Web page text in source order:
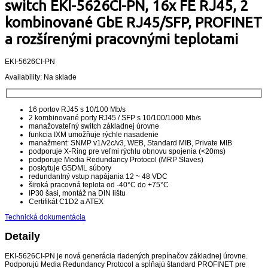
switch EKI-5626CI-PN, 16x FE RJ45, 2
kombinované GbE RJ45/SFP, PROFINET
a rozšírenými pracovnými teplotami
EKI-5626CI-PN
Availability: Na sklade
16 portov RJ45 s 10/100 Mb/s
2 kombinované porty RJ45 / SFP s 10/100/1000 Mb/s
manažovateľný switch základnej úrovne
funkcia IXM umožňuje rýchle nasadenie
manažment: SNMP v1/v2c/v3, WEB, Standard MIB, Private MIB
podporuje X-Ring pre veľmi rýchlu obnovu spojenia (<20ms)
podporuje Media Redundancy Protocol (MRP Slaves)
poskytuje GSDML súbory
redundantný vstup napájania 12 ~ 48 VDC
široká pracovná teplota od -40°C do +75°C
IP30 šasi, montáž na DIN lištu
Certifikát C1D2 a ATEX
Technická dokumentácia
Detaily
EKI-5626CI-PN je nová generácia riadených prepínačov základnej úrovne.
Podporujú Media Redundancy Protocol a spĺňajú štandard PROFINET pre